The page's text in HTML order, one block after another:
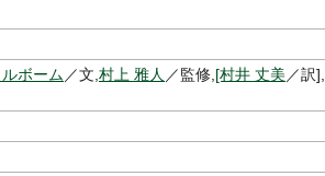
ボーム ／文, 村上 雅人 ／監修, [村井 丈美 ／訳],